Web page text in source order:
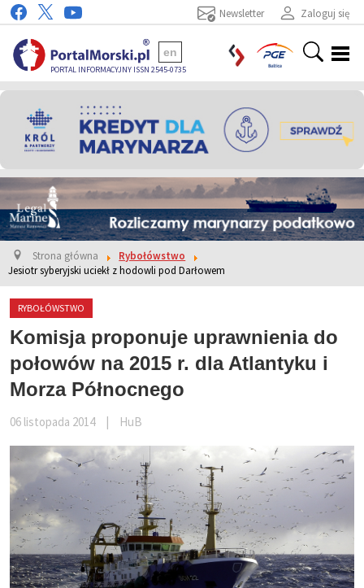
Zaloguj się
Newsletter
PORTAL INFORMACYJNY ISSN 2545-0735
en
Strona główna
Rybołówstwo
Jesiotr syberyjski uciekł z hodowli pod Darłowem
RYBOŁÓWSTWO
Komisja proponuje uprawnienia do
połowów na 2015 r. dla Atlantyku i
Morza Północnego
06 listopada 2014 HuB